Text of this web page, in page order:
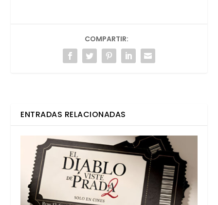
COMPARTIR:
ENTRADAS RELACIONADAS